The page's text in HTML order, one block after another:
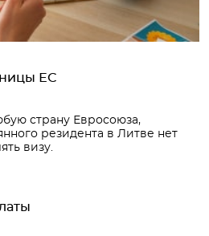
ЕС
страну Евросоюза,
резидента в Литве нет
визу.